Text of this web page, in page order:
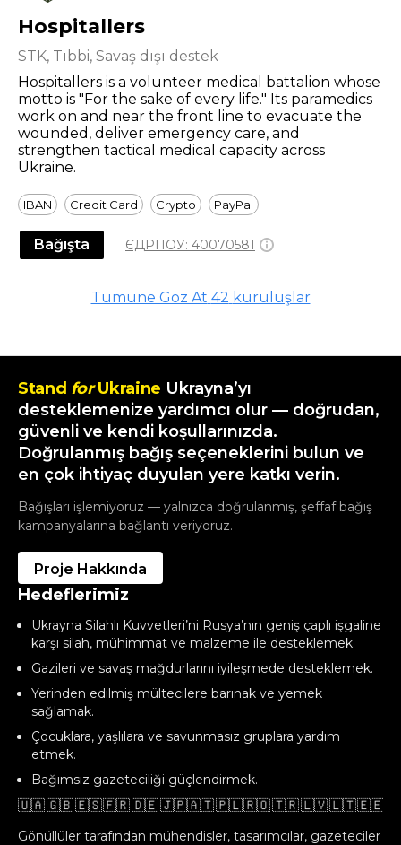
Hospitallers
STK, Tıbbi, Savaş dışı destek
Hospitallers is a volunteer medical battalion whose
motto is "For the sake of every life." Its paramedics
work on and near the front line to evacuate the
wounded, deliver emergency care, and
strengthen tactical medical capacity across
Ukraine.
IBAN Credit Card Crypto PayPal
Bağışta ЄДРПОУ: 40070581
Tümüne Göz At 42 kuruluşlar
Stand for Ukraine Ukrayna’yı
desteklemenize yardımcı olur — doğrudan,
güvenli ve kendi koşullarınızda.
Doğrulanmış bağış seçeneklerini bulun ve
en çok ihtiyaç duyulan yere katkı verin.
Bağışları işlemiyoruz — yalnızca doğrulanmış, şeffaf bağış
kampanyalarına bağlantı veriyoruz.
Proje Hakkında
Hedeflerimiz
Ukrayna Silahlı Kuvvetleri’ni Rusya’nın geniş çaplı işgaline
karşı silah, mühimmat ve malzeme ile desteklemek.
Gazileri ve savaş mağdurlarını iyileşmede desteklemek.
Yerinden edilmiş mültecilere barınak ve yemek
sağlamak.
Çocuklara, yaşlılara ve savunmasız gruplara yardım
etmek.
Bağımsız gazeteciliği güçlendirmek.
🇺🇦 🇬🇧 🇪🇸 🇫🇷 🇩🇪 🇯🇵🇦🇹 🇵🇱 🇷🇴 🇹🇷 🇱🇻 🇱🇹 🇪🇪
Gönüllüler tarafından mühendisler, tasarımcılar, gazeteciler